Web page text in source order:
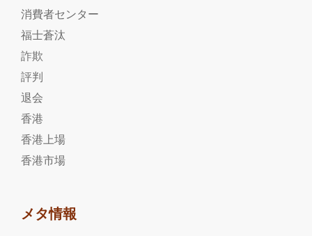
消費者センター
福士蒼汰
詐欺
評判
退会
香港
香港上場
香港市場
メタ情報